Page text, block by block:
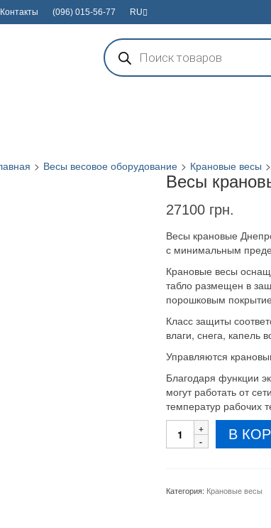
Контакты (096) 015-56-77 RU
Поиск
товаров
> Весы весовое оборудование > Крановые весы >
Весы
27100 грн.
Весы крановые
с минимальным
Крановые весы
табло размещен в
порошковым
Класс защиты
влаги, снега, капель
Управляются
Благодаря функции
могут работать от
температур рабочих
Количество
товара
XZ1
В
Категория: Крановые весы